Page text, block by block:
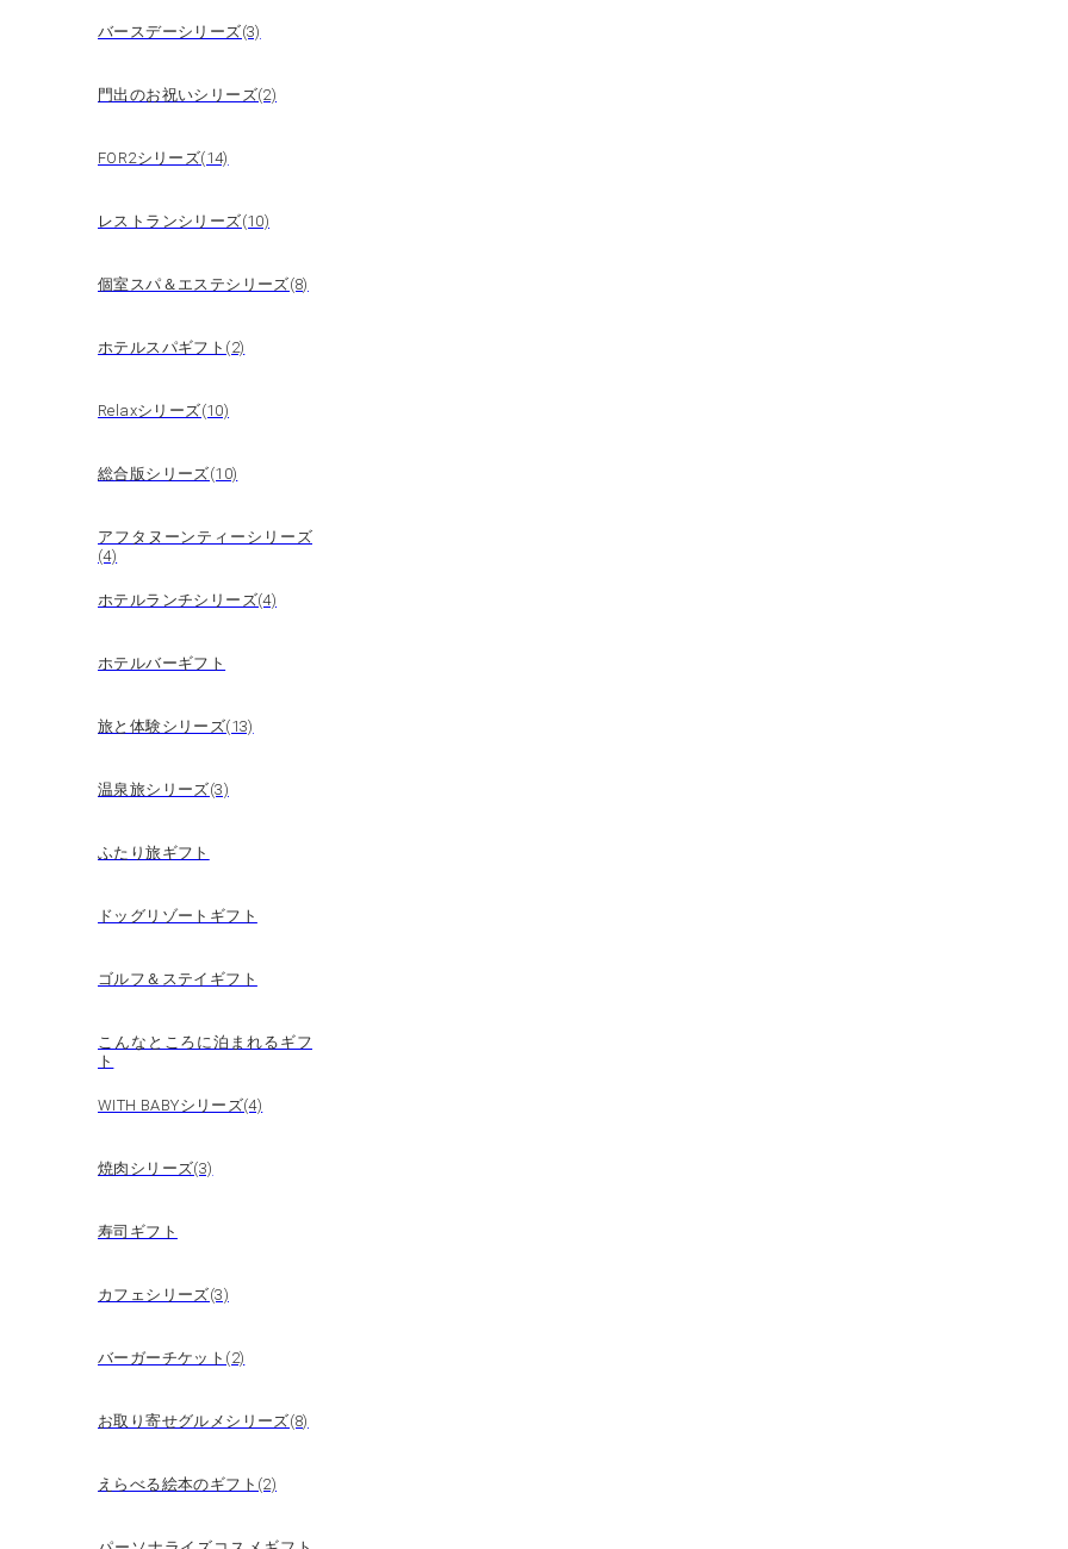
バースデーシリーズ(3)
門出のお祝いシリーズ(2)
FOR2シリーズ(14)
レストランシリーズ(10)
個室スパ＆エステシリーズ(8)
ホテルスパギフト(2)
Relaxシリーズ(10)
総合版シリーズ(10)
アフタヌーンティーシリーズ
(4)
ホテルランチシリーズ(4)
ホテルバーギフト
旅と体験シリーズ(13)
温泉旅シリーズ(3)
ふたり旅ギフト
ドッグリゾートギフト
ゴルフ＆ステイギフト
こんなところに泊まれるギフ
ト
WITH BABYシリーズ(4)
焼肉シリーズ(3)
寿司ギフト
カフェシリーズ(3)
バーガーチケット(2)
お取り寄せグルメシリーズ(8)
えらべる絵本のギフト(2)